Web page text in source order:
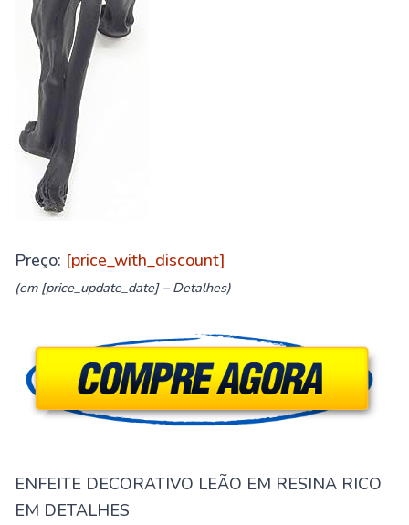
Preço: [price_with_discount]
(em [price_update_date] – Detalhes)
ENFEITE DECORATIVO LEÃO EM RESINA RICO
EM DETALHES